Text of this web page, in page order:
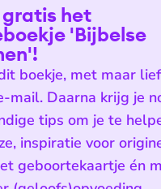
het
'Bijbelse
boekje, met maar
mail. Daarna krijg je
tips om je te
inspiratie voor
geboortekaartje én